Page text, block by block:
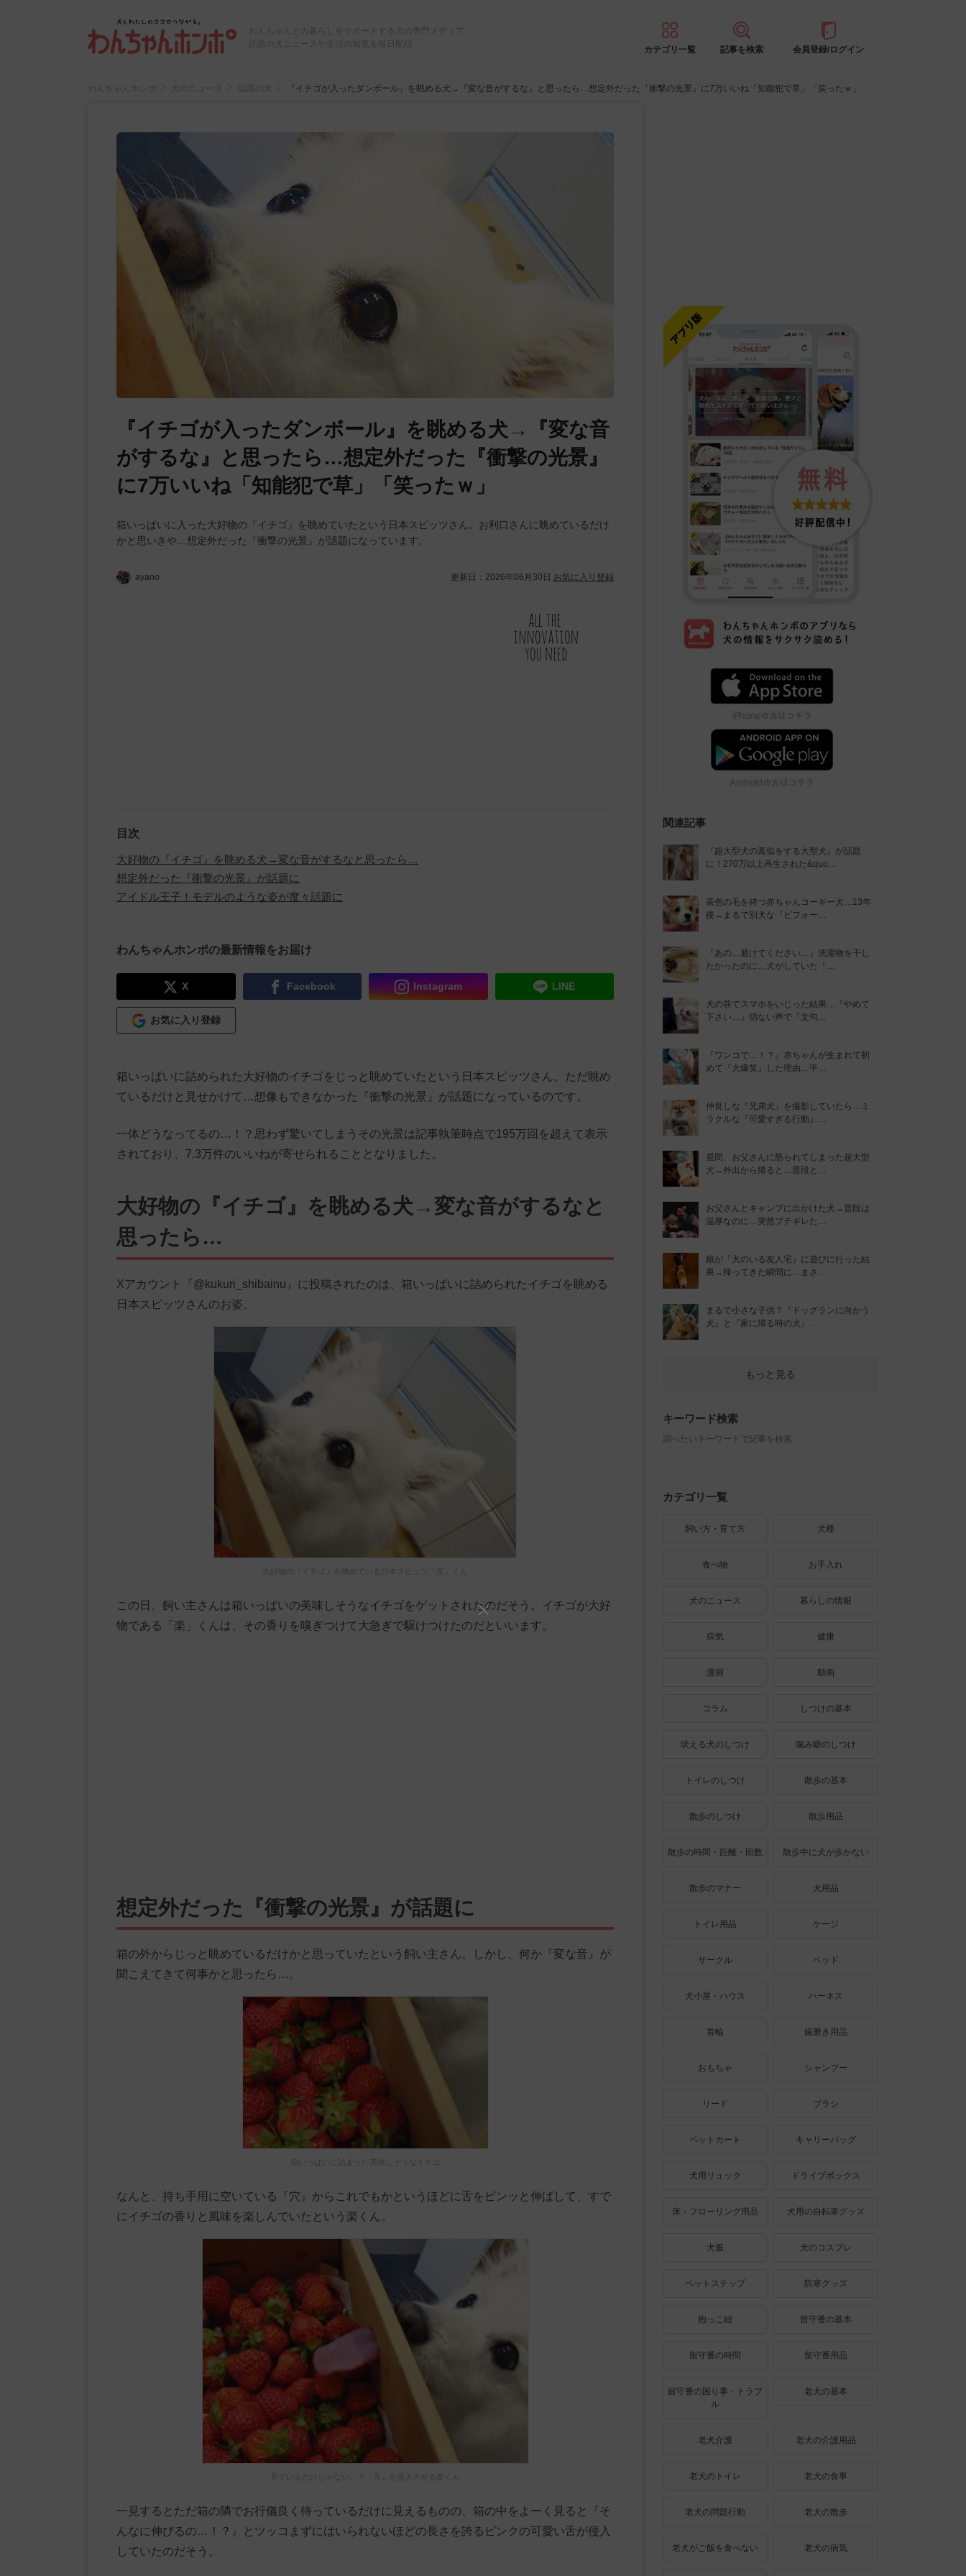
わんちゃんとの暮らしをサポートする犬の専門メディア
話題の犬ニュースや生活の知恵を毎日配信
カテゴリ一覧 記事を検索 会員登録/ログイン
わんちゃんホンポ 犬のニュース 話題の犬 『イチゴが入ったダンボール』を眺める犬→『変な音がするな』と思ったら…想定外だった『衝撃の光景』に7万いいね「知能犯で草」「笑ったｗ」
『イチゴが入ったダンボール』を眺める犬→『変な音
がするな』と思ったら…想定外だった『衝撃の光景』
に7万いいね「知能犯で草」「笑ったｗ」
箱いっぱいに入った大好物の『イチゴ』を眺めていたという日本スピッツさん。お利口さんに眺めているだけ
かと思いきや…想定外だった『衝撃の光景』が話題になっています。
ayano 更新日： 2026年06月30日 お気に入り登録
目次
大好物の『イチゴ』を眺める犬→変な音がするなと思ったら…
想定外だった『衝撃の光景』が話題に
アイドル王子！モデルのような姿が度々話題に
わんちゃんホンポの最新情報をお届け
X Facebook Instagram LINE
お気に入り登録
箱いっぱいに詰められた大好物のイチゴをじっと眺めていたという日本スピッツさん。ただ眺め
ているだけと見せかけて…想像もできなかった『衝撃の光景』が話題になっているのです。
一体どうなってるの…！？思わず驚いてしまうその光景は記事執筆時点で195万回を超えて表示
されており、7.3万件のいいねが寄せられることとなりました。
大好物の『イチゴ』を眺める犬→変な音がするなと
思ったら…
Xアカウント『@kukuri_shibainu』に投稿されたのは、箱いっぱいに詰められたイチゴを眺める
日本スピッツさんのお姿。
大好物の『イチゴ』を眺めている日本スピッツ「楽」くん
この日、飼い主さんは箱いっぱいの美味しそうなイチゴをゲットされたのだそう。イチゴが大好
物である「楽」くんは、その香りを嗅ぎつけて大急ぎで駆けつけたのだといいます。
想定外だった『衝撃の光景』が話題に
箱の外からじっと眺めているだけかと思っていたという飼い主さん。しかし、何か『変な音』が
聞こえてきて何事かと思ったら…。
なんと、持ち手用に空いている『穴』からこれでもかというほどに舌をピンッと伸ばして、すで
にイチゴの香りと風味を楽しんでいたという楽くん。
見ているだけじゃない…？『舌』を侵入させる楽くん
一見するとただ箱の隣でお行儀良く待っているだけに見えるものの、箱の中をよーく見ると『そ
んなに伸びるの…！？』とツッコまずにはいられないほどの長さを誇るピンクの可愛い舌が侵入
していたのだそう。
関連記事
『超大型犬の真似をする大型犬』が話題
に！270万以上再生された&quo…
茶色の毛を持つ赤ちゃんコーギー犬…13年
後→まるで別犬な『ビフォー…
『あの…避けてください…』洗濯物を干し
たかったのに…犬がしていた『…
犬の前でスマホをいじった結果…『やめて
下さい…』切ない声で『文句…
『ワンコで…！？』赤ちゃんが生まれて初
めて『大爆笑』した理由…平…
仲良しな『兄弟犬』を撮影していたら…ミ
ラクルな『可愛すぎる行動』…
昼間、お父さんに怒られてしまった超大型
犬→外出から帰ると…普段と…
お父さんとキャンプに出かけた犬→普段は
温厚なのに…突然ブチギレた…
娘が『犬のいる友人宅』に遊びに行った結
果→帰ってきた瞬間に…まさ…
まるで小さな子供？『ドッグランに向かう
犬』と『家に帰る時の犬』…
もっと見る
キーワード検索
調べたいキーワードで記事を検索
カテゴリ一覧
飼い方・育て方 犬種
食べ物 お手入れ
犬のニュース 暮らしの情報
病気 健康
漫画 動画
コラム しつけの基本
吠える犬のしつけ 噛み癖のしつけ
トイレのしつけ 散歩の基本
散歩のしつけ 散歩用品
散歩の時間・距離・回数 散歩中に犬が歩かない
散歩のマナー 犬用品
トイレ用品 ケージ
サークル ベッド
犬小屋・ハウス ハーネス
首輪 歯磨き用品
おもちゃ シャンプー
リード ブラシ
ペットカート キャリーバッグ
犬用リュック ドライブボックス
床・フローリング用品 犬用の自転車グッズ
犬服 犬のコスプレ
ペットステップ 防寒グッズ
抱っこ紐 留守番の基本
留守番の時間 留守番用品
留守番の困り事・トラブ
ル
老犬の基本
老犬介護 老犬の介護用品
老犬のトイレ 老犬の食事
老犬の問題行動 老犬の散歩
老犬がご飯を食べない 老犬の病気